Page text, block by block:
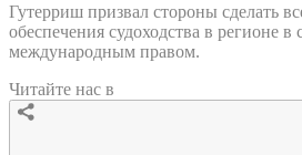
Гутерриш призвал стороны сделать
обеспечения судоходства в регионе в
международным правом.
Читайте нас в